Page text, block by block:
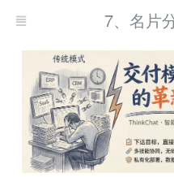
7、名片